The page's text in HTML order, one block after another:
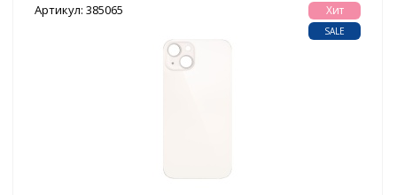
Артикул: 385065 Хит
SALE